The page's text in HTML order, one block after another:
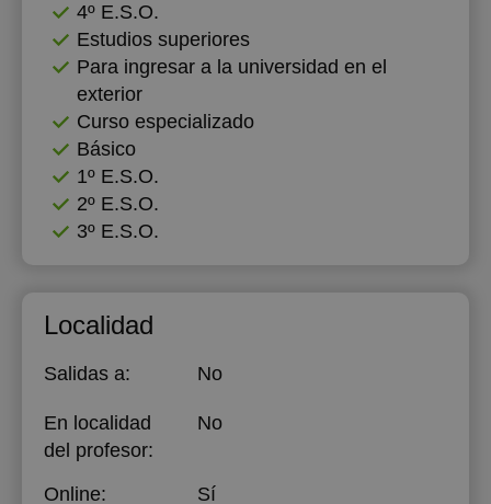
4º E.S.O.
Estudios superiores
Para ingresar a la universidad en el
exterior
Curso especializado
Básico
1º E.S.O.
2º E.S.O.
3º E.S.O.
Localidad
Salidas a: No
En localidad
del profesor:
No
Online: Sí
20:30
21:00